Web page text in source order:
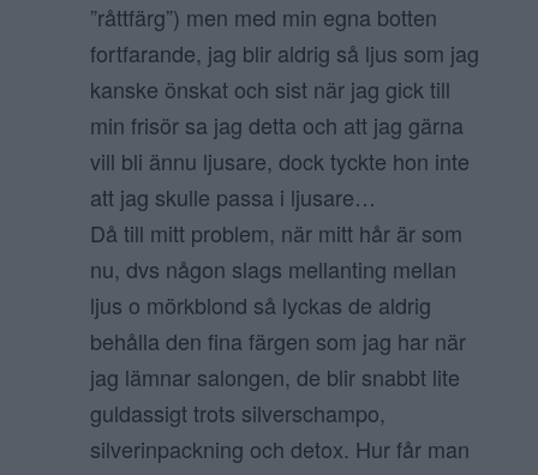
”råttfärg”) men med min egna botten
fortfarande, jag blir aldrig så ljus som jag
kanske önskat och sist när jag gick till
min frisör sa jag detta och att jag gärna
vill bli ännu ljusare, dock tyckte hon inte
att jag skulle passa i ljusare…
Då till mitt problem, när mitt hår är som
nu, dvs någon slags mellanting mellan
ljus o mörkblond så lyckas de aldrig
behålla den fina färgen som jag har när
jag lämnar salongen, de blir snabbt lite
guldassigt trots silverschampo,
silverinpackning och detox. Hur får man